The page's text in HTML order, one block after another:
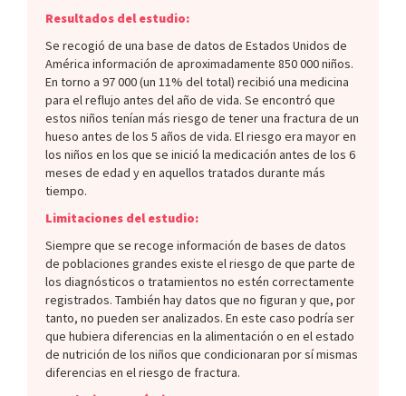
Resultados del estudio:
Se recogió de una base de datos de Estados Unidos de
América información de aproximadamente 850 000 niños.
En torno a 97 000 (un 11% del total) recibió una medicina
para el reflujo antes del año de vida. Se encontró que
estos niños tenían más riesgo de tener una fractura de un
hueso antes de los 5 años de vida. El riesgo era mayor en
los niños en los que se inició la medicación antes de los 6
meses de edad y en aquellos tratados durante más
tiempo.
Limitaciones del estudio:
Siempre que se recoge información de bases de datos
de poblaciones grandes existe el riesgo de que parte de
los diagnósticos o tratamientos no estén correctamente
registrados. También hay datos que no figuran y que, por
tanto, no pueden ser analizados. En este caso podría ser
que hubiera diferencias en la alimentación o en el estado
de nutrición de los niños que condicionaran por sí mismas
diferencias en el riesgo de fractura.